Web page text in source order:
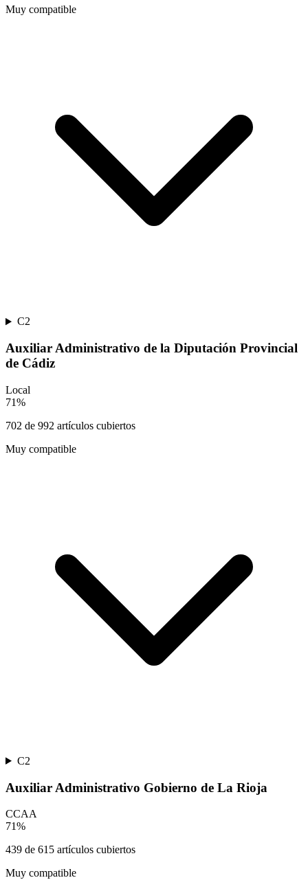
Muy compatible
C2
Auxiliar Administrativo de la Diputación Provincial
de Cádiz
Local
71%
702 de 992 artículos cubiertos
Muy compatible
C2
Auxiliar Administrativo Gobierno de La Rioja
CCAA
71%
439 de 615 artículos cubiertos
Muy compatible